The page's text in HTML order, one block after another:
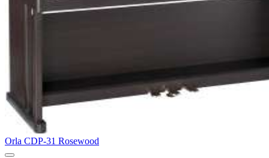
Orla CDP-31 Rosewood